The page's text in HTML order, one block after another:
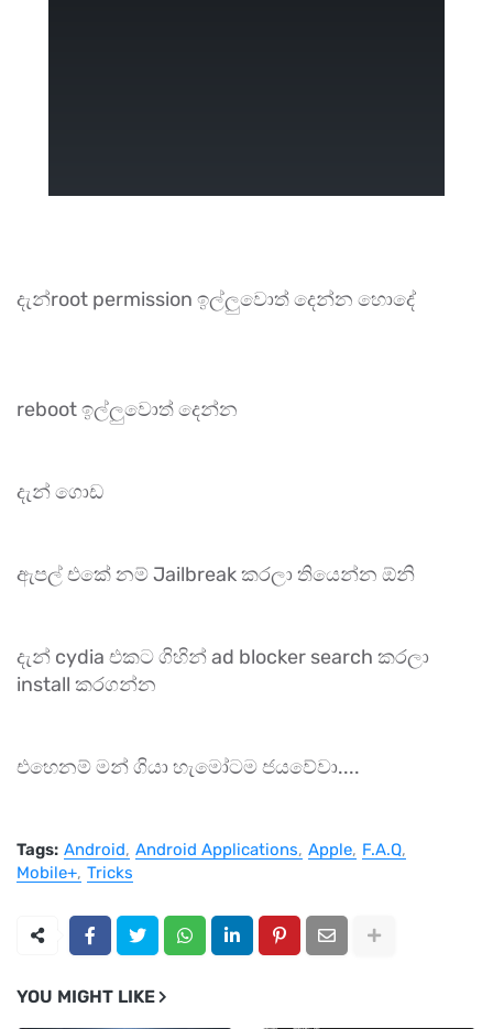
දැන්root permission ඉල්ලුවොත් දෙන්න හොදේ
reboot ඉල්ලුවොත් දෙන්න
දැන් ගොඩ
ඇපල් එකේ නම් Jailbreak කරලා තියෙන්න ඕනි
දැන් cydia එකට ගිහින් ad blocker search කරලා
install කරගන්න
එහෙනම් මන් ගියා හැමෝටම ජයවේවා....
Tags: Android Android Applications Apple F.A.Q
Mobile+ Tricks
YOU MIGHT LIKE